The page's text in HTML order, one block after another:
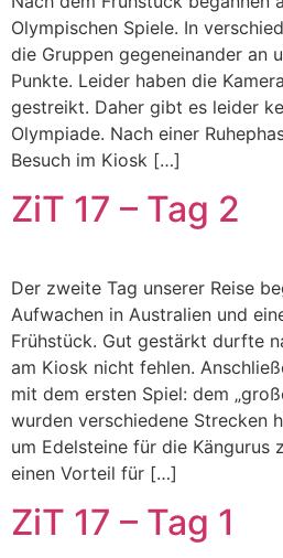
Olympischen Spiele. In
die Gruppen gegeneinander an
Punkte. Leider haben die
gestreikt. Daher gibt es leider
Olympiade. Nach einer
Besuch im Kiosk […]
ZiT 17 – Tag 2
Der zweite Tag unserer Reise
Aufwachen in Australien und
Frühstück. Gut gestärkt durfte
am Kiosk nicht fehlen.
mit dem ersten Spiel: dem
wurden verschiedene Strecken
um Edelsteine für die Kängurus
einen Vorteil für […]
ZiT 17 – Tag 1